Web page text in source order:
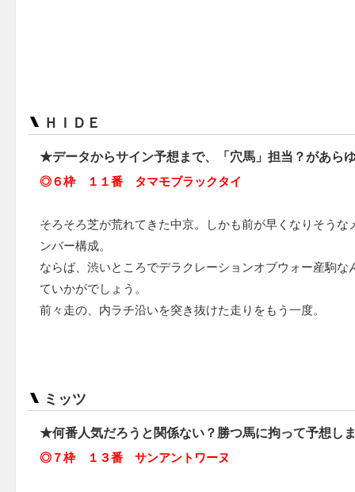
ＨＩＤＥ
★データからサイン予想まで、「穴馬」担当？があら
◎６枠 １１番 タマモブラックタイ
そろそろ芝が荒れてきた中京。しかも前が早くなりそうな
ンバー構成。
ならば、渋いところでデラクレーションオブウォー産駒な
ていかがでしょう。
前々走の、内ラチ沿いを突き抜けた走りをもう一度。
ミッツ
★何番人気だろうと関係ない？勝つ馬に拘って予想し
◎７枠 １３番 サンアントワーヌ